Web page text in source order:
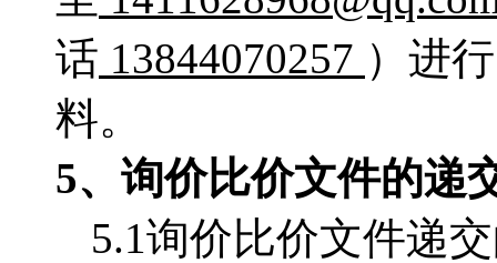
话 13844070257 ）进
料。
5、 询价比价文件的递
5.1询价比价文件递